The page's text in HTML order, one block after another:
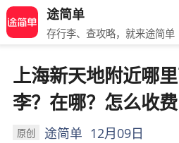
途简单
存行李、查攻略，就来途简单
上海新天地附近哪
李？在哪？怎么收费
原创 途简单 12月09日